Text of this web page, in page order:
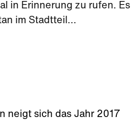
in Erinnerung zu rufen. Es
im Stadtteil...
neigt sich das Jahr 2017